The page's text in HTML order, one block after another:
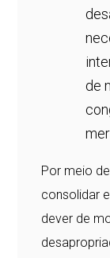
de
Por meio
consolidar
dever de